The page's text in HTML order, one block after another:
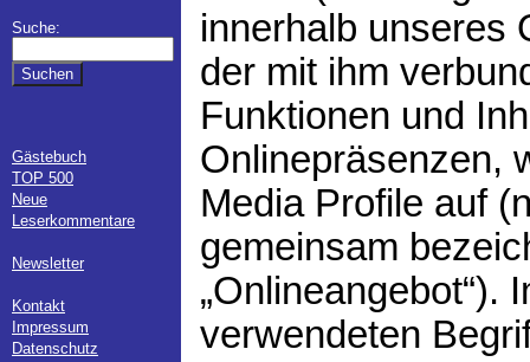
Suche:
Gästebuch
TOP 500
Neue
Leserkommentare
Newsletter
Kontakt
Impressum
Datenschutz
innerhalb unseres
der mit ihm
Funktionen und
Onlinepräsenzen,
Media Profile auf
gemeinsam
„Onlineangebot“).
verwendeten